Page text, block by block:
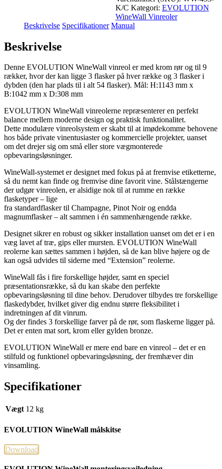
K/C Kategori: EVOLUTION
WineWall Vinreoler
Beskrivelse Specifikationer Manual
Beskrivelse
Denne EVOLUTION WineWall vinreol er med krom rør og til 9
rækker, hvor der kan ligge 3 flasker på hver række og 3 flasker i
dybden (den har plads til i alt 54 flasker). Mål: H:1143 mm x
B:1042 mm x D:308 mm
EVOLUTION WineWall vinreolerne repræsenterer en perfekt
balance mellem moderne design og praktisk funktionalitet.
Dette modulære vinreolsystem er skabt til at imødekomme behovene
hos både private vinentusiaster og kommercielle projekter, uanset
om det drejer sig om små eller store vægmonterede
opbevaringsløsninger.
WineWall-systemet er designet med fokus på at fremvise etiketterne,
så du nemt kan finde og fremvise dine favorit vine. Stålstængerne
der udgør vinreolen, er alsidige nok til at rumme en række
flasketyper – lige
fra standardflasker til Champagne, Pinot Noir og endda
magnumflasker – alt sammen i én sammenhængende række.
Designet sikrer en robust og sikker installation uanset om det er i en
væg lavet af træ, gips eller mursten. EVOLUTION WineWall
reolerne kan sættes sammen i højden, så de kan blive højere og de
kan også udvides til siderne med “Extension” reolerne.
WineWall fås i fire forskellige højder, samt en speciel
præsentationsrække, så du kan skabe den perfekte
opbevaringsløsning til dine behov. Derudover tilbydes tre forskellige
flaskedybder, hvilket giver dig endnu større fleksibilitet i
indretningen af dit vinrum.
Og der findes 3 forskellige farver på de rør, som flaskerne ligger på.
Det er enten mat sort, krom eller gylden bronze.
EVOLUTION WineWall er mere end bare en vinreol – det er en
stilfuld og funktionel opbevaringsløsning, der fremhæver din
vinsamling.
Specifikationer
Vægt 12 kg
EVOLUTION WineWall målskitse
Download